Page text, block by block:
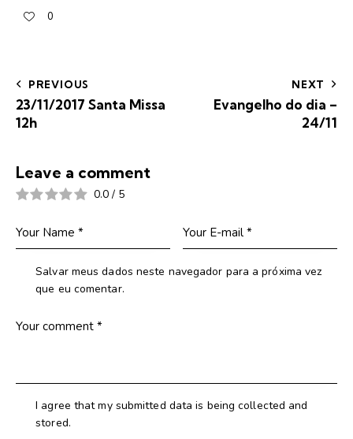
0
PREVIOUS
23/11/2017 Santa Missa
12h
NEXT
Evangelho do dia –
24/11
Leave a comment
0.0 / 5
Salvar meus dados neste navegador para a próxima vez
que eu comentar.
I agree that my submitted data is being collected and
stored.